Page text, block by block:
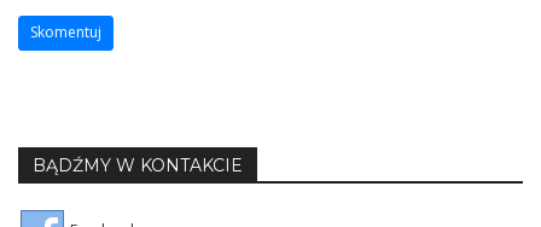
BĄDŹMY W KONTAKCIE